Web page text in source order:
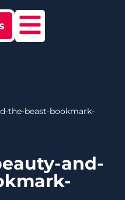
the-beast-bookmark-
and-